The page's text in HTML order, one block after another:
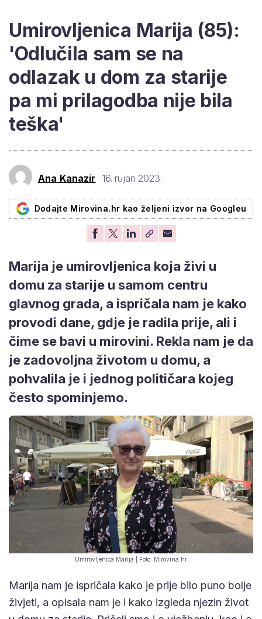
Umirovljenica Marija (85):
'Odlučila sam se na
odlazak u dom za starije
pa mi prilagodba nije bila
teška'
Ana Kanazir 16. rujan 2023.
Dodajte Mirovina.hr kao željeni izvor na Googleu
Marija je umirovljenica koja živi u
domu za starije u samom centru
glavnog grada, a ispričala nam je kako
provodi dane, gdje je radila prije, ali i
čime se bavi u mirovini. Rekla nam je da
je zadovoljna životom u domu, a
pohvalila je i jednog političara kojeg
često spominjemo.
Umirovljenica Marija | Foto: Mirovina.hr
Marija nam je ispričala kako je prije bilo puno bolje
živjeti, a opisala nam je i kako izgleda njezin život